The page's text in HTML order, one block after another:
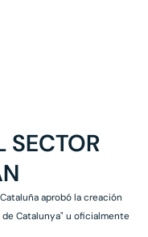
SECTOR
aprobó la creación
Catalunya" u oficialmente